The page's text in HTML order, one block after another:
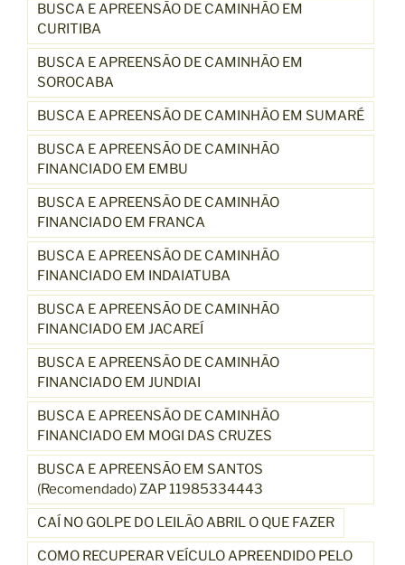
BUSCA E APREENSÃO DE CAMINHÃO EM
CURITIBA
BUSCA E APREENSÃO DE CAMINHÃO EM
SOROCABA
BUSCA E APREENSÃO DE CAMINHÃO EM SUMARÉ
BUSCA E APREENSÃO DE CAMINHÃO
FINANCIADO EM EMBU
BUSCA E APREENSÃO DE CAMINHÃO
FINANCIADO EM FRANCA
BUSCA E APREENSÃO DE CAMINHÃO
FINANCIADO EM INDAIATUBA
BUSCA E APREENSÃO DE CAMINHÃO
FINANCIADO EM JACAREÍ
BUSCA E APREENSÃO DE CAMINHÃO
FINANCIADO EM JUNDIAI
BUSCA E APREENSÃO DE CAMINHÃO
FINANCIADO EM MOGI DAS CRUZES
BUSCA E APREENSÃO EM SANTOS
(Recomendado) ZAP 11985334443
CAÍ NO GOLPE DO LEILÃO ABRIL O QUE FAZER
COMO RECUPERAR VEÍCULO APREENDIDO PELO